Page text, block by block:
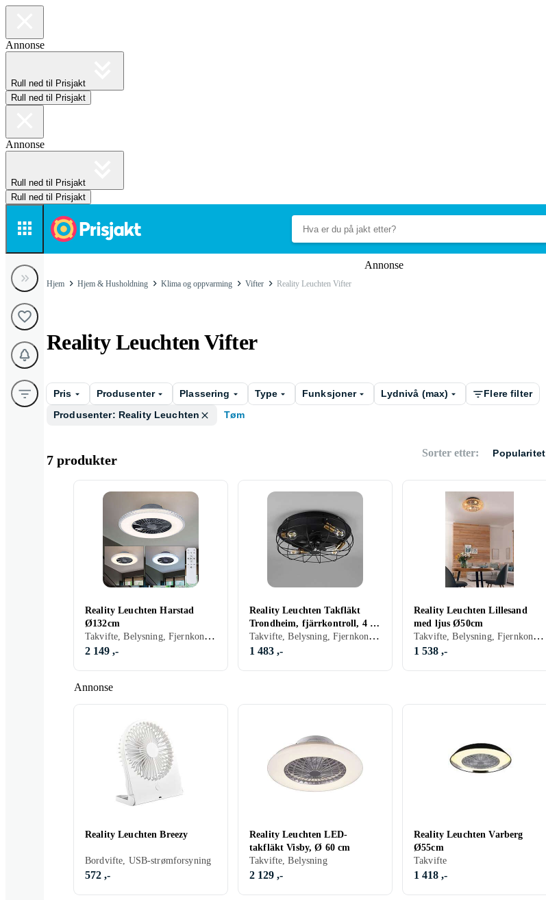
Annonse
Rull ned til Prisjakt
Rull ned til Prisjakt
Annonse
Rull ned til Prisjakt
Rull ned til Prisjakt
Annonse
Hjem Hjem & Husholdning Klima og oppvarming Vifter Reality Leuchten Vifter
Reality Leuchten Vifter
Pris Produsenter Plassering Type Funksjoner Lydnivå (max)
Flere filter
Produsenter: Reality Leuchten
Tøm
7 produkter Sorter etter: Popularitet
Annonse
Reality Leuchten Harstad
Ø132cm
Takvifte, Belysning, Fjernkontroll
2 149 ,-
Reality Leuchten Takfläkt
Trondheim, fjärrkontroll, 4 x
E27, svart
Takvifte, Belysning, Fjernkontroll
1 483 ,-
Reality Leuchten Lillesand
med ljus Ø50cm
Takvifte, Belysning, Fjernkontroll, Stillegående
1 538 ,-
Reality Leuchten Breezy
Bordvifte, USB-strømforsyning
572 ,-
Reality Leuchten LED-
takfläkt Visby, Ø 60 cm
Takvifte, Belysning
2 129 ,-
Reality Leuchten Varberg
Ø55cm
Takvifte
1 418 ,-